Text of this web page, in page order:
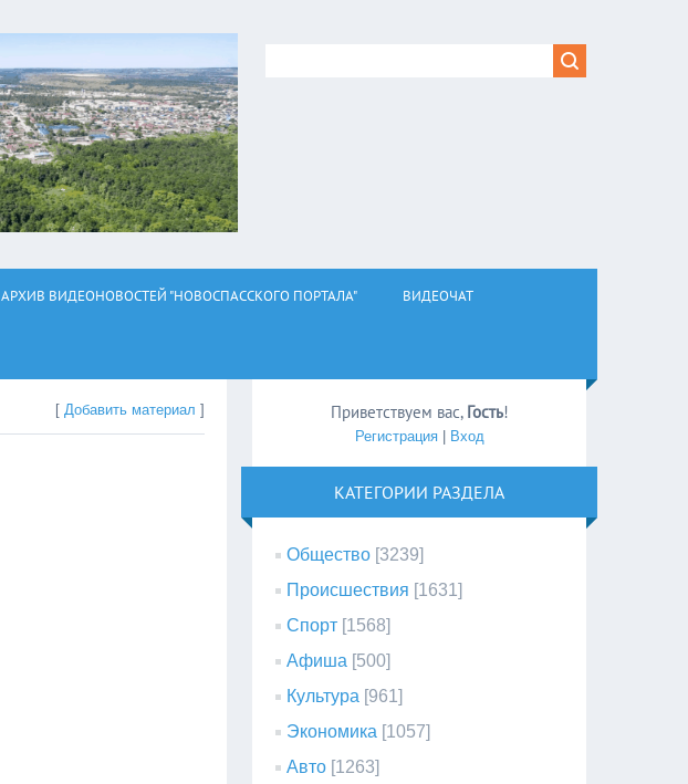
АРХИВ ВИДЕОНОВОСТЕЙ "НОВОСПАССКОГО ПОРТАЛА" ВИДЕОЧАТ
[Добавить материал ] Приветствуем вас, Гость!
Регистрация| Вход
КАТЕГОРИИ РАЗДЕЛА
Общество [3239]
Происшествия [1631]
Спорт [1568]
Афиша [500]
Культура [961]
Экономика [1057]
Авто [1263]